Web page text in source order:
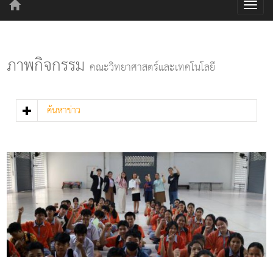
T
o
v
t
i
n
ภาพกิจกรรมคณะวิทยาศาสตร์และเทคโนโลยี
ค้นหาข่าว